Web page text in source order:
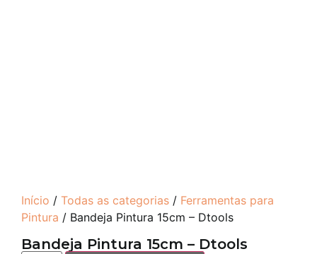
Início / Todas as categorias / Ferramentas para
Pintura / Bandeja Pintura 15cm – Dtools
Bandeja Pintura 15cm – Dtools